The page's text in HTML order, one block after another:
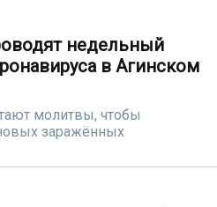
недельный
в Агинском
молитвы, чтобы
заражённых